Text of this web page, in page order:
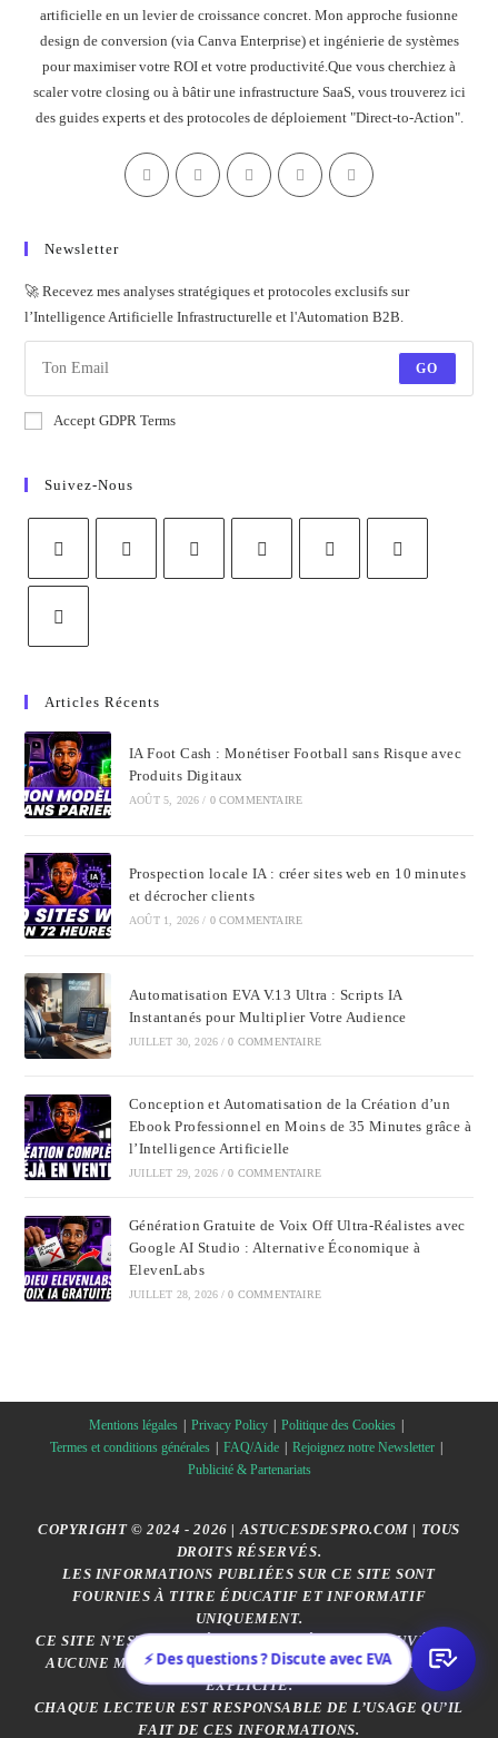
artificielle en un levier de croissance concret. Mon approche fusionne
design de conversion (via Canva Enterprise) et ingénierie de systèmes
pour maximiser votre ROI et votre productivité.Que vous cherchiez à
scaler votre closing ou à bâtir une infrastructure SaaS, vous trouverez ici
des guides experts et des protocoles de déploiement "Direct-to-Action".
Newsletter
🚀 Recevez mes analyses stratégiques et protocoles exclusifs sur
l’Intelligence Artificielle Infrastructurelle et l'Automation B2B.
GO
Accept GDPR Terms
Suivez-Nous
Articles Récents
IA Foot Cash : Monétiser Football sans Risque avec
Produits Digitaux
AOÛT 5, 2026 / 0 COMMENTAIRE
Prospection locale IA : créer sites web en 10 minutes
et décrocher clients
AOÛT 1, 2026 / 0 COMMENTAIRE
Automatisation EVA V.13 Ultra : Scripts IA
Instantanés pour Multiplier Votre Audience
JUILLET 30, 2026 / 0 COMMENTAIRE
Conception et Automatisation de la Création d’un
Ebook Professionnel en Moins de 35 Minutes grâce à
l’Intelligence Artificielle
JUILLET 29, 2026 / 0 COMMENTAIRE
Génération Gratuite de Voix Off Ultra-Réalistes avec
Google AI Studio : Alternative Économique à
ElevenLabs
JUILLET 28, 2026 / 0 COMMENTAIRE
Mentions légales Privacy Policy
Politique des Cookies
Termes et conditions générales
FAQ/Aide
Rejoignez notre Newsletter
Publicité & Partenariats
COPYRIGHT © 2024 - 2026 | ASTUCESDESPRO.COM | TOUS
DROITS RÉSERVÉS.
LES INFORMATIONS PUBLIÉES SUR CE SITE SONT
FOURNIES À TITRE ÉDUCATIF ET INFORMATIF
UNIQUEMENT.
CE SITE N’EST AFFILIÉ, SPONSORISÉ OU APPROUVÉ PAR
AUCUNE MARQUE CITÉE, SAUF MENTION CONTRAIRE
EXPLICITE.
CHAQUE LECTEUR EST RESPONSABLE DE L’USAGE QU’IL
FAIT DE CES INFORMATIONS.
⚡ Des questions ? Discute avec EVA